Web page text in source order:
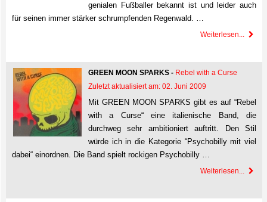
genialen Fußballer bekannt ist und leider auch
für seinen immer stärker schrumpfenden Regenwald. …
Weiterlesen...
GREEN MOON SPARKS - Rebel with a Curse
Zuletzt aktualisiert am: 02. Juni 2009
Mit GREEN MOON SPARKS gibt es auf “Rebel
with a Curse“ eine italienische Band, die
durchweg sehr ambitioniert auftritt. Den Stil
würde ich in die Kategorie “Psychobilly mit viel
dabei“ einordnen. Die Band spielt rockigen Psychobilly …
Weiterlesen...